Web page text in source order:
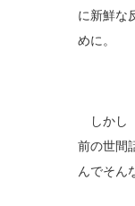
に新鮮な
めに。
しかし
前の世間
んでそん